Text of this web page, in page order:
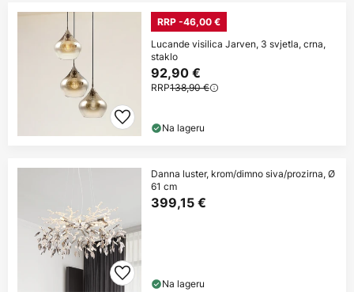
RRP -46,00 €
Lucande visilica Jarven, 3 svjetla, crna,
staklo
92,90 €
RRP138,90 €
Na lageru
Danna luster, krom/dimno siva/prozirna, Ø
61 cm
399,15 €
Na lageru